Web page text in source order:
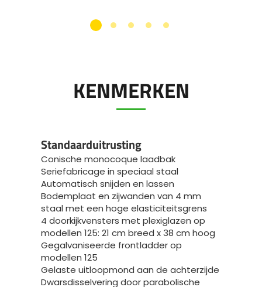
KENMERKEN
Standaarduitrusting
Conische monocoque laadbak
Seriefabricage in speciaal staal
Automatisch snijden en lassen
Bodemplaat en zijwanden van 4 mm
staal met een hoge elasticiteitsgrens
4 doorkijkvensters met plexiglazen op
modellen 125: 21 cm breed x 38 cm hoog
Gegalvaniseerde frontladder op
modellen 125
Gelaste uitloopmond aan de achterzijde
Dwarsdisselvering door parabolische